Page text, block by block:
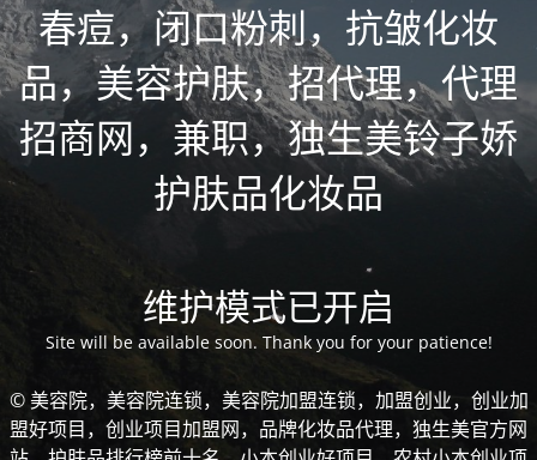
春痘，闭口粉刺，抗皱化妆
品，美容护肤，招代理，代理
招商网，兼职，独生美铃子娇
护肤品化妆品
维护模式已开启
Site will be available soon. Thank you for your patience!
© 美容院，美容院连锁，美容院加盟连锁，加盟创业，创业加
盟好项目，创业项目加盟网，品牌化妆品代理，独生美官方网